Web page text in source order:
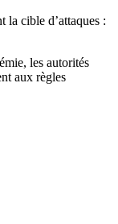
la cible d’attaques :
les autorités
aux règles